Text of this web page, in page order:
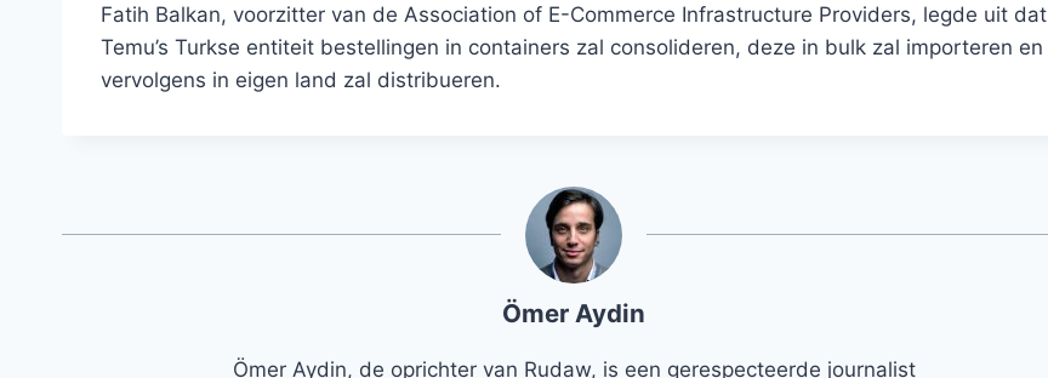
Fatih Balkan, voorzitter van de Association of E-Commerce Infrastructure Providers, legde uit dat
Temu’s Turkse entiteit bestellingen in containers zal consolideren, deze in bulk zal importeren en
vervolgens in eigen land zal distribueren.
Ömer Aydin
Ömer Aydin, de oprichter van Rudaw, is een gerespecteerde journalist